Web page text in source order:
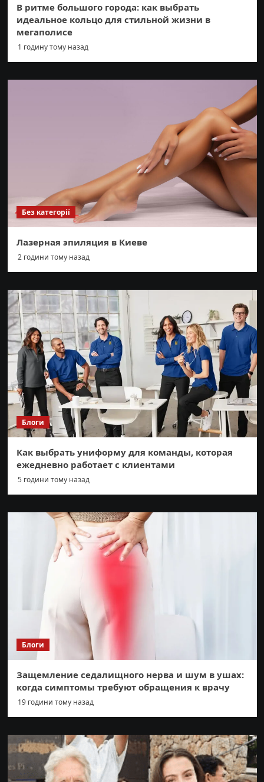
В ритме большого города: как выбрать
идеальное кольцо для стильной жизни в
мегаполисе
1 годину тому назад
Без категорії
Лазерная эпиляция в Киеве
2 години тому назад
Блоги
Как выбрать униформу для команды, которая
ежедневно работает с клиентами
5 години тому назад
Блоги
Защемление седалищного нерва и шум в ушах:
когда симптомы требуют обращения к врачу
19 години тому назад